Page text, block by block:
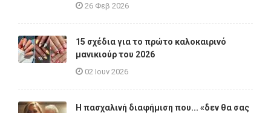
26 Φεβ 2026
15 σχέδια για το πρώτο καλοκαιρινό
μανικιούρ του 2026
02 Ιουν 2026
Η πασχαλινή διαφήμιση που... «δεν θα σας